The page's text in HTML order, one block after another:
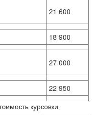
21 600
18 900
27 000
22 950
курсовки